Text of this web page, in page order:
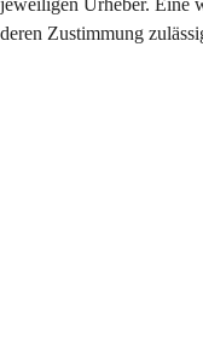
jeweiligen Urheber. Eine
deren Zustimmung